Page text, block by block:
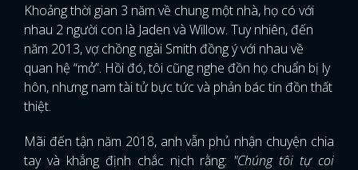
Khoảng thời gian 3 năm về chung một nhà, họ có với
nhau 2 người con là Jaden và Willow. Tuy nhiên, đến
năm 2013, vợ chồng ngài Smith đồng ý với nhau về
quan hệ “mở”. Hồi đó, tôi cũng nghe đồn họ chuẩn bị ly
hôn, nhưng nam tài tử bực tức và phản bác tin đồn thất
thiệt.
Mãi đến tận năm 2018, anh vẫn phủ nhận chuyện chia
tay và khẳng định chắc nịch rằng: "Chúng tôi tự coi